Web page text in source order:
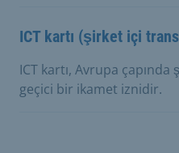
ICT kartı (şirket içi
ICT kartı, Avrupa
geçici bir ikamet iznidir.